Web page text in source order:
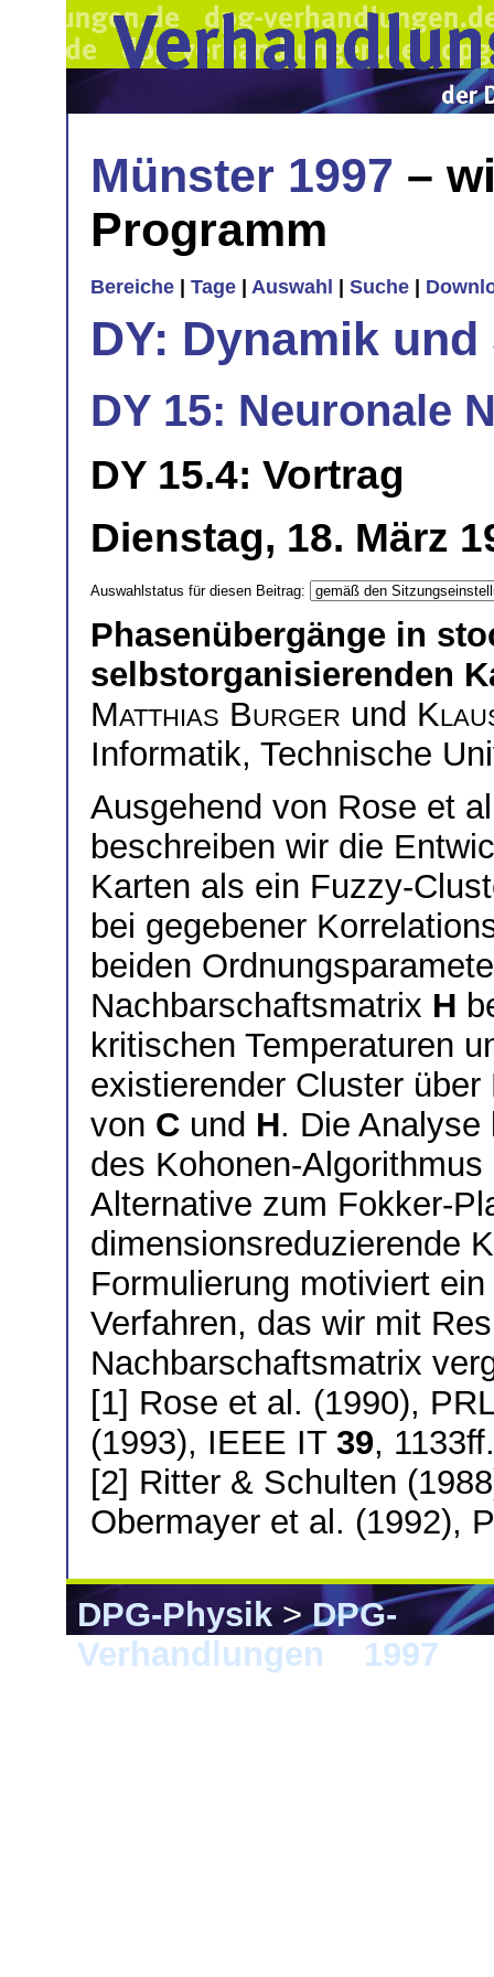
Münster 1997 –
Programm
Bereiche Tage Auswahl Suche
DY: Dynamik
DY 15: Neuronale
DY 15.4: Vortrag
Dienstag, 18. März
Auswahlstatus für diesen Beitrag:
Phasenübergänge in
selbstorganisierenden
Matthias Burger und
Informatik, Technische
Ausgehend von Rose et
beschreiben wir die
Karten als ein Fuzzy-
bei gegebener
beiden
Nachbarschaftsmatrix H
kritischen Temperaturen
existierender Cluster
von C und H. Die
des Kohonen-
Alternative zum Fokker-
dimensionsreduzierende
Formulierung motiviert
Verfahren, das wir mit
Nachbarschaftsmatrix
[1] Rose et al. (1990),
(1993), IEEE IT 39, 1133ff.
[2] Ritter & Schulten
Obermayer et al. (1992),
DPG-Physik>DPG-
Verhandlungen
1997